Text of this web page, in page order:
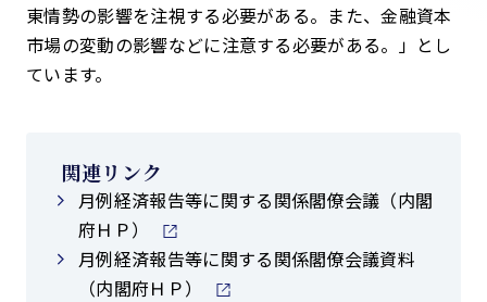
東情勢の影響を注視する必要がある。また、金融資本
市場の変動の影響などに注意する必要がある。」とし
ています。
関連リンク
月例経済報告等に関する関係閣僚会議（内閣
府ＨＰ）
月例経済報告等に関する関係閣僚会議資料
（内閣府ＨＰ）